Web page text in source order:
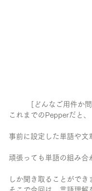
[どんなご用件か
これまでのPepperだと、
事前に設定した単語や文
頑張っても単語の組み合
しか聞き取ることができ